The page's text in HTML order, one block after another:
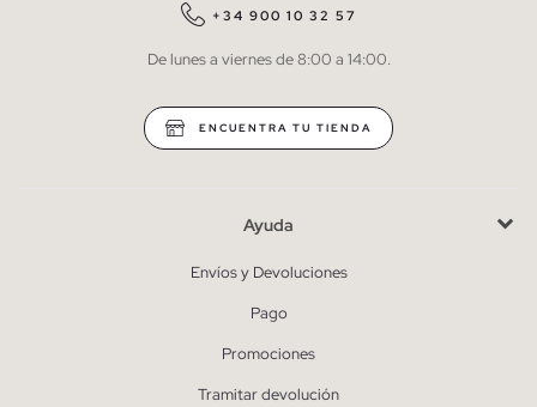
QUIERO SUSCRIBIRME
* Puedes cancelar la suscripción en cualquier momento.
+34 900 10 32 57
De lunes a viernes de 8:00 a 14:00.
ENCUENTRA TU TIENDA
Ayuda
Envíos y Devoluciones
Pago
Promociones
Tramitar devolución